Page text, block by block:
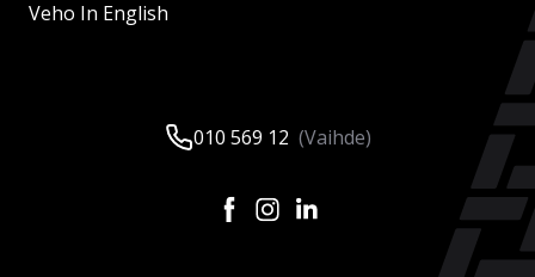
Veho In English
010 569 12 (Vaihde)